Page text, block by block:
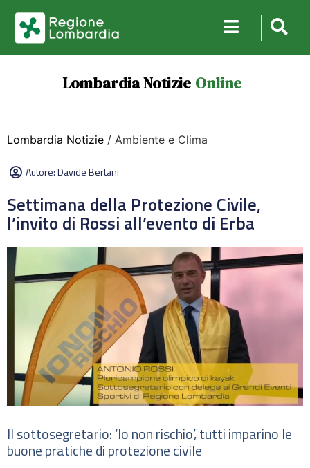
Lombardia Notizie Online
Lombardia Notizie / Ambiente e Clima
Autore:Davide Bertani
Settimana della Protezione Civile,
l’invito di Rossi all’evento di Erba
Il sottosegretario: ‘Io non rischio’, tutti imparino le
buone pratiche di protezione civile